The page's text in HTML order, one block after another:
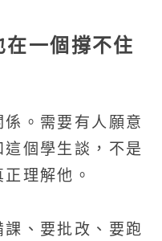
在一個撐不住
。需要有人願意
個學生談，不是
理解他。
、要批改、要跑